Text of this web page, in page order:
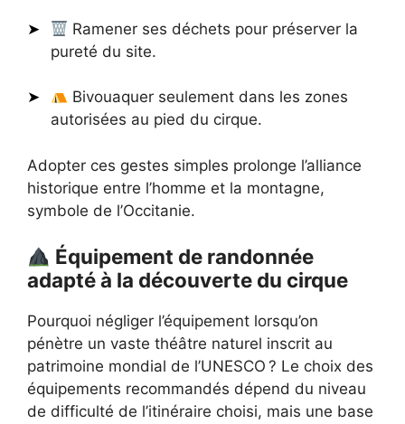
Ramener ses déchets pour préserver la
pureté du site.
Bivouaquer seulement dans les zones
autorisées au pied du cirque.
Adopter ces gestes simples prolonge l’alliance
historique entre l’homme et la montagne,
symbole de l’Occitanie.
Équipement de randonnée
adapté à la découverte du cirque
Pourquoi négliger l’équipement lorsqu’on
pénètre un vaste théâtre naturel inscrit au
patrimoine mondial de l’UNESCO ? Le choix des
équipements recommandés dépend du niveau
de difficulté de l’itinéraire choisi, mais une base